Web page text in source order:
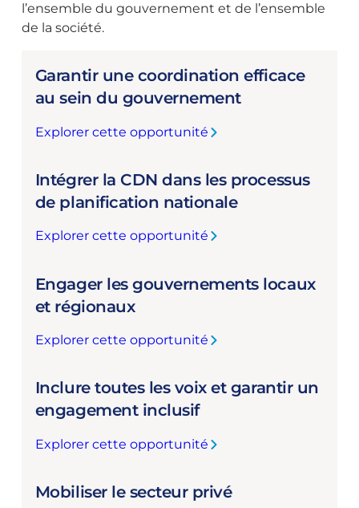
l’ensemble du gouvernement et de l’ensemble
de la société.
Garantir une coordination efficace
au sein du gouvernement
Explorer cette opportunité
:
a
r
n
i
r
u
n
o
o
d
n
Intégrer la CDN dans les processus
de planification nationale
Explorer cette opportunité
:
n
t
g
e
r
l
a
N
Engager les gouvernements locaux
et régionaux
Explorer cette opportunité
:
n
g
g
r
l
Inclure toutes les voix et garantir un
engagement inclusif
Explorer cette opportunité
:
n
Mobiliser le secteur privé